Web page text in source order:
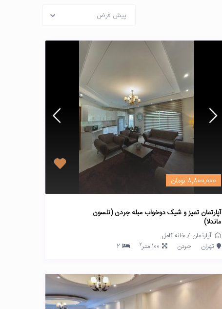
پیش فرض
8,800,000 تومان
آپارتمان تمیز و شیک دوخواب مبله جردن (نلسون
ماندلا)
آپارتمان /خانه کامل
تهران
جردن 100 متر 2
2